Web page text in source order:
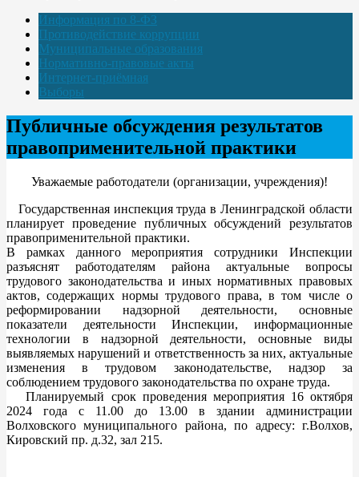
Информация по 8-ФЗ
Противодействие коррупции
Муниципальные образования
Нормативно-правовые акты
Интернет-приёмная
Выборы
Публичные обсуждения результатов
правоприменительной практики
Уважаемые работодатели (организации, учреждения)!
Государственная инспекция труда в Ленинградской области
планирует проведение публичных обсуждений результатов
правоприменительной практики.
В рамках данного мероприятия сотрудники Инспекции
разъяснят работодателям района актуальные вопросы
трудового законодательства и иных нормативных правовых
актов, содержащих нормы трудового права, в том числе о
реформировании надзорной деятельности, основные
показатели деятельности Инспекции, информационные
технологии в надзорной деятельности, основные виды
выявляемых нарушений и ответственность за них, актуальные
изменения в трудовом законодательстве, надзор за
соблюдением трудового законодательства по охране труда.
Планируемый срок проведения мероприятия 16 октября
2024 года с 11.00 до 13.00 в здании администрации
Волховского муниципального района, по адресу: г.Волхов,
Кировский пр. д.32, зал 215.